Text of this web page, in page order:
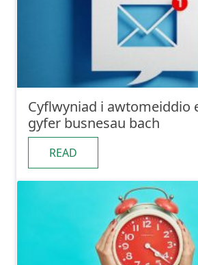
Cyflwyniad i awtomeiddio
gyfer busnesau bach
READ